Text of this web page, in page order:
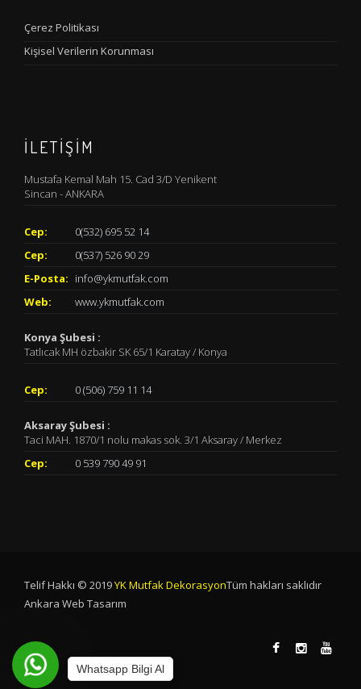
Çerez Politikası
Kişisel Verilerin Korunması
İLETİŞİM
Mustafa Kemal Mah 15. Cad 3/D Yenikent
Sincan - ANKARA
Cep:
0(532) 695 52 14
Cep:
0(537) 526 90 29
E-Posta: info@ykmutfak.com
Web:
www.ykmutfak.com
Konya Şubesi :
Tatlıcak MH özbakir SK 65/1 Karatay / Konya
Cep: 0 (506) 759 11 14
Aksaray Şubesi :
Taci MAH. 1870/1 nolu makas sok. 3/1 Aksaray / Merkez
Cep:
0 539 790 49 91
Telif Hakkı © 2019YK Mutfak DekorasyonTüm hakları saklıdır
Ankara Web Tasarım
Whatsapp Bilgi Al